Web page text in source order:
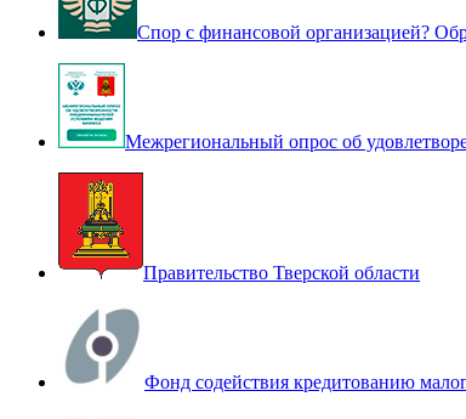
Спор с финансовой организацией?
Межрегиональный опрос об
Правительство Тверской области
Фонд содействия кредитованию